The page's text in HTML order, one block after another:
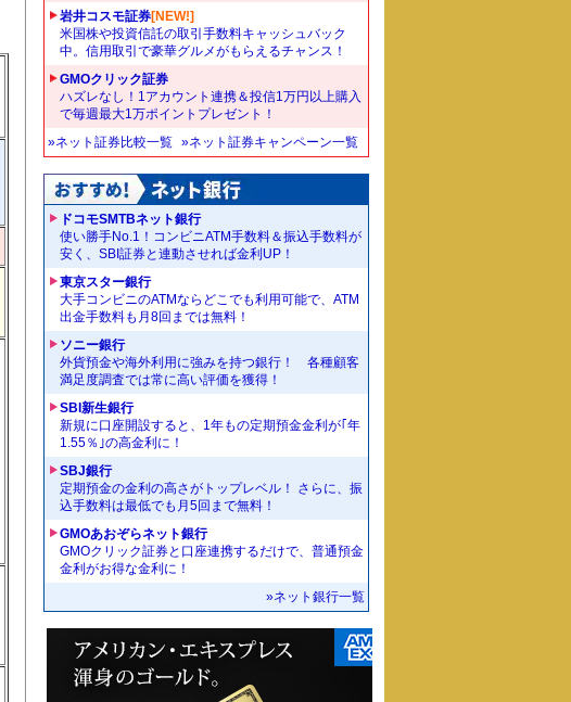
岩井コスモ証券[NEW!]
米国株や投資信託の取引手数料キャッシュバック
中。信用取引で豪華グルメがもらえるチャンス！
GMOクリック証券
ハズレなし！1アカウント連携＆投信1万円以上購入
で毎週最大1万ポイントプレゼント！
»ネット証券比較一覧 »ネット証券キャンペーン一覧
ドコモSMTBネット銀行
使い勝手No.1！コンビニATM手数料＆振込手数料が
安く、SBI証券と連動させれば金利UP！
東京スター銀行
大手コンビニのATMならどこでも利用可能で、ATM
出金手数料も月8回までは無料！
ソニー銀行
外貨預金や海外利用に強みを持つ銀行！ 各種顧客
満足度調査では常に高い評価を獲得！
SBI新生銀行
新規に口座開設すると、1年もの定期預金金利が｢年
1.55％｣の高金利に！
SBJ銀行
定期預金の金利の高さがトップレベル！ さらに、振
込手数料は最低でも月5回まで無料！
GMOあおぞらネット銀行
GMOクリック証券と口座連携するだけで、普通預金
金利がお得な金利に！
»ネット銀行一覧